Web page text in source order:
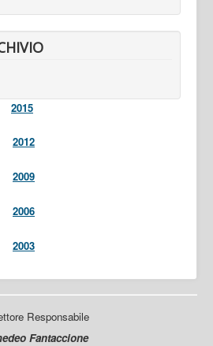
2015
2012
2009
2006
2003
Responsabile
Fantaccione